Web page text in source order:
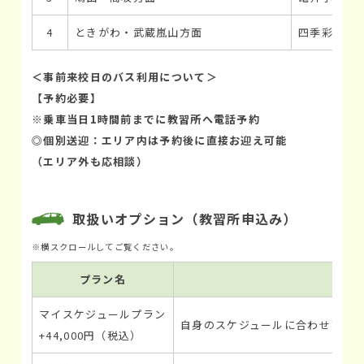
4 ときがわ・武蔵嵐山方面 四季彩館前
＜事前来校日のバス利用について＞
【予約必要】
※乗車当日1時間前までに教習所へ電話予約
◎個別送迎：エリア内は予約後に直接お迎え可能
（エリア外も応相談）
取扱いオプション（教習所申込み）
プラン名
マイスケジュールプラン
+44,000円（税込）
自身のスケジュールに合わせプ